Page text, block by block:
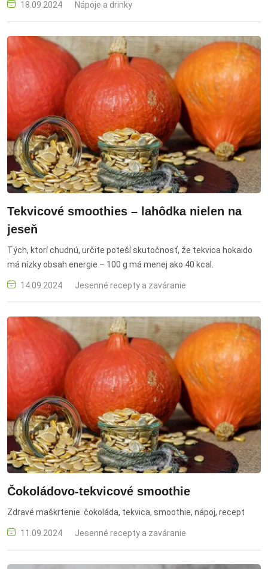
18.09.2024 Nápoje a drinky
Tekvicové smoothies – lahôdka nielen na
jeseň
Tých, ktorí chudnú, určite poteší skutočnosť, že tekvica hokaido
má nízky obsah energie – 100 g má menej ako 40 kcal.
14.09.2024 Jesenné recepty a zaváranie
Čokoládovo-tekvicové smoothie
Zdravé maškrtenie. čokoláda, tekvica, smoothie, nápoj, recept
11.09.2024 Jesenné recepty a zaváranie